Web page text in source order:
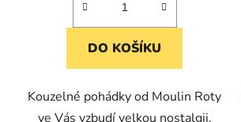
DO KOŠÍKU
Kouzelné pohádky od Moulin Roty
ve Vás vzbudí velkou nostalgii.